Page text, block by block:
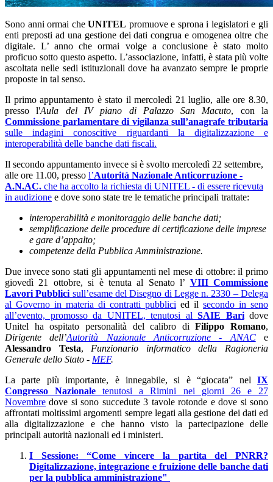
Sono anni ormai cheUNITEL promuove e sprona i legislatori e gli
enti preposti ad una gestione dei dati congrua e omogenea oltre che
digitale. L’ anno che ormai volge a conclusione è stato molto
proficuo sotto questo aspetto. L’associazione, infatti, è stata più volte
ascoltata nelle sedi istituzionali dove ha avanzato sempre le proprie
proposte in tal senso.
Il primo appuntamento è stato il mercoledì 21 luglio, alle ore 8.30,
presso l'Aula del IV piano di Palazzo San Macuto, con la
Commissione parlamentare di vigilanza sull’anagrafe tributaria
sulle indagini conoscitive riguardanti la digitalizzazione e
interoperabilità delle banche dati fiscali.
Il secondo appuntamento invece si è svolto mercoledì 22 settembre,
alle ore 11.00, presso l’Autorità Nazionale Anticorruzione -
A.N.AC. che ha accolto la richiesta di UNITEL - di essere ricevuta
in audizione e dove sono state tre le tematiche principali trattate:
interoperabilità e monitoraggio delle banche dati;
semplificazione delle procedure di certificazione delle imprese
e gare d’appalto;
competenze della Pubblica Amministrazione.
Due invece sono stati gli appuntamenti nel mese di ottobre: il primo
giovedì 21 ottobre, si è tenuta al Senato l’ VIII Commissione
Lavori Pubblici sull’esame del Disegno di Legge n. 2330 – Delega
al Governo in materia di contratti pubblici ed il secondo in seno
all’evento, promosso da UNITEL, tenutosi al SAIE Baridove
Unitel ha ospitato personalità del calibro diFilippo Romano,
Dirigente dell’Autorità Nazionale Anticorruzione - ANACe
Alessandro Testa, Funzionario informatico della Ragioneria
Generale dello Stato - MEF.
La parte più importante, è innegabile, si è “giocata” nel IX
Congresso Nazionale tenutosi a Rimini nei giorni 26 e 27
Novembre dove si sono succedute 3 tavole rotonde e dove si sono
affrontati moltissimi argomenti sempre legati alla gestione dei dati ed
alla digitalizzazione e che hanno visto la partecipazione delle
principali autorità nazionali ed i ministeri.
I Sessione:
“Come vincere la partita del PNRR?
Digitalizzazione, integrazione e fruizione delle banche dati
per la pubblica amministrazione"